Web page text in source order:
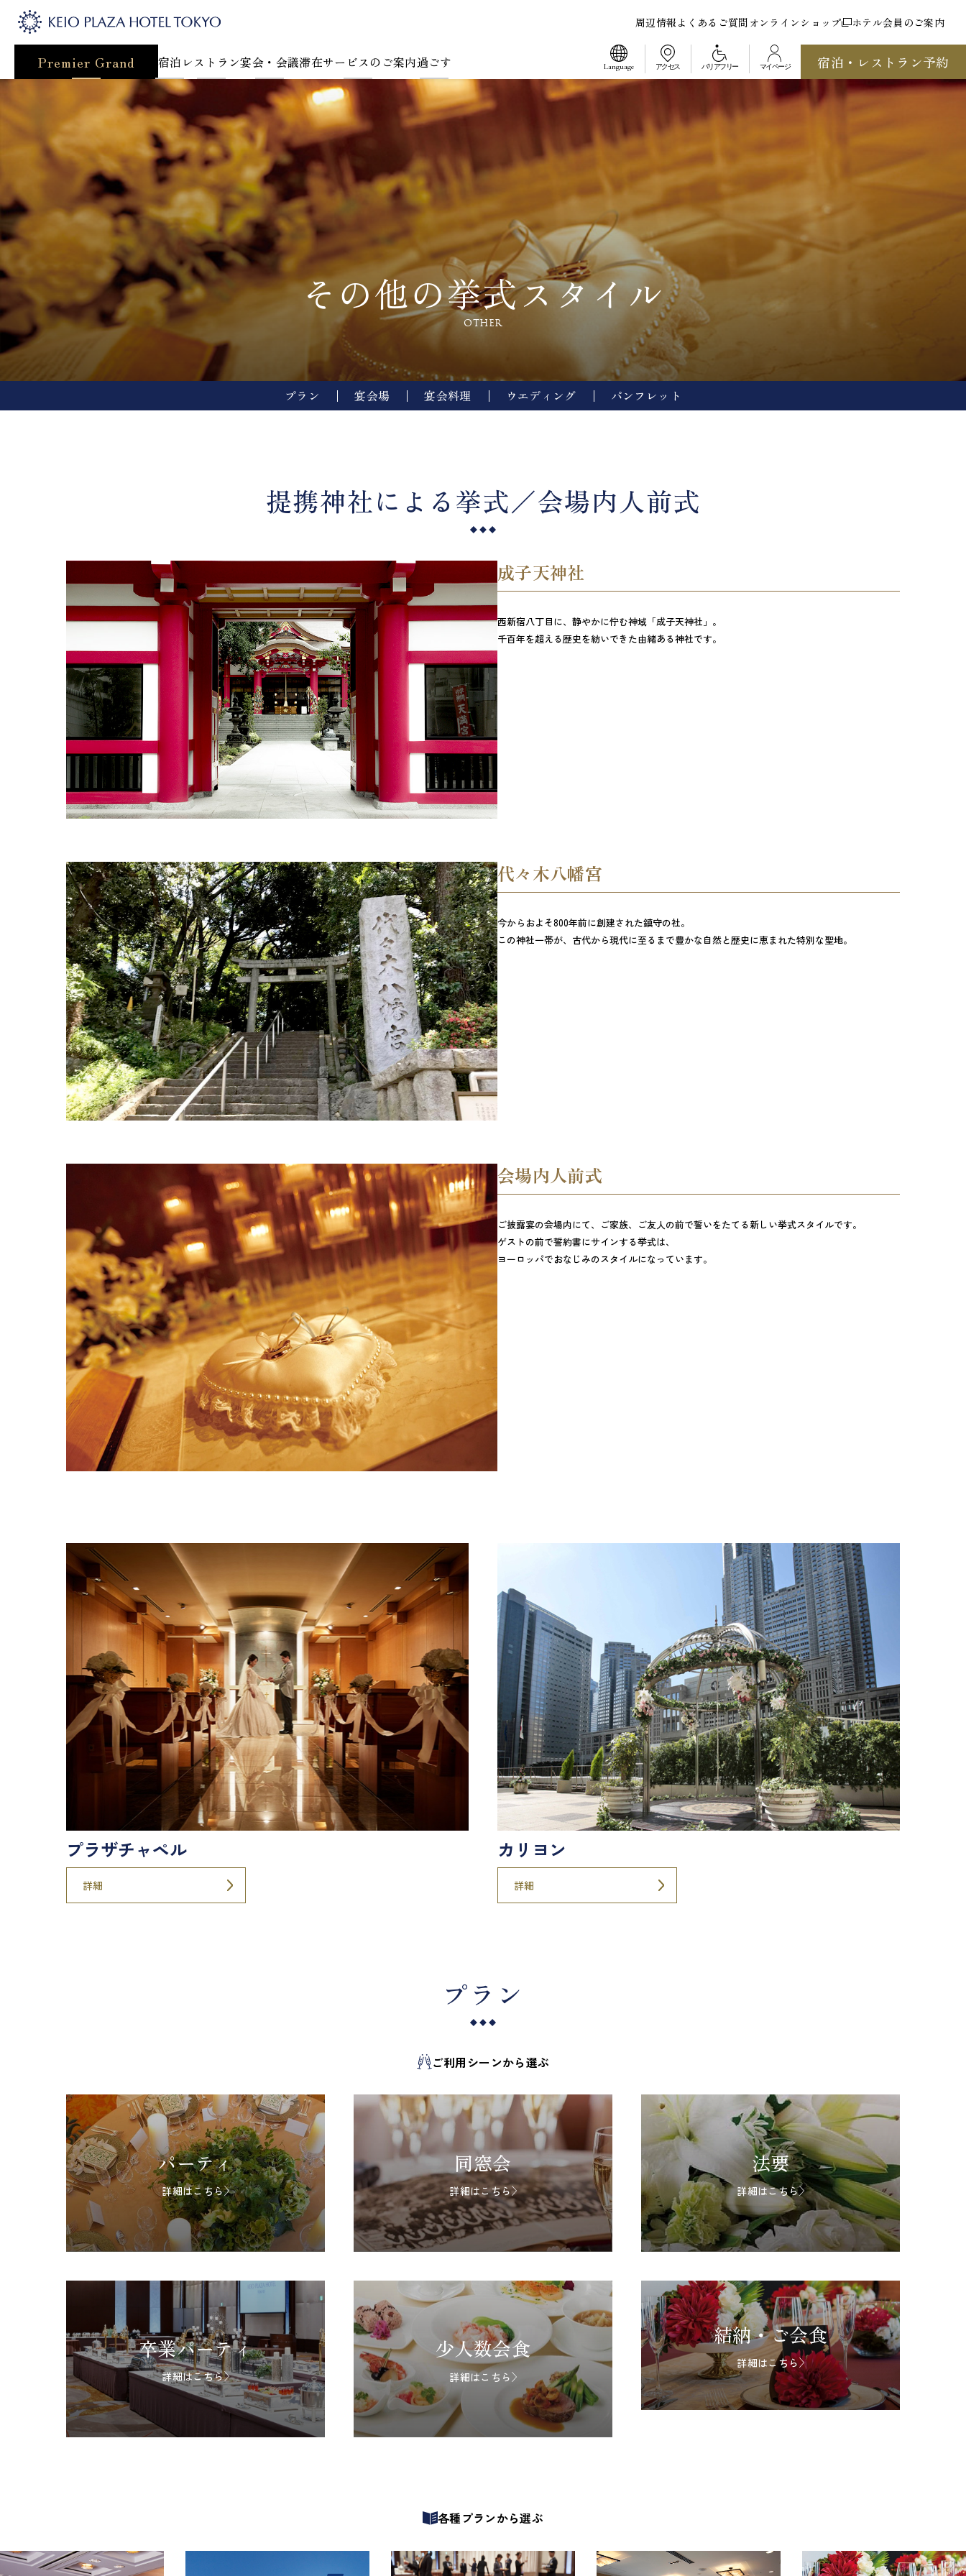
周辺情報よくあるご質問 オンラインショップ ホテル会員のご案内
Premier Grand 宿泊 レストラン宴会・会議滞在サービスのご案内過ごす Language アクセス バリアフリー マイページ 宿泊・レストラン予約
その他の挙式スタイル
OTHER
プラン 宴会場 宴会料理 ウエディング パンフレット
提携神社による挙式／会場内人前式
成子天神社
西新宿八丁目に、静やかに佇む神域「成子天神社」。
千百年を超える歴史を紡いできた由緒ある神社です。
代々木八幡宮
今からおよそ800年前に創建された鎮守の社。
この神社一帯が、古代から現代に至るまで豊かな自然と歴史に恵まれた特別な聖地。
会場内人前式
ご披露宴の会場内にて、ご家族、ご友人の前で誓いをたてる新しい挙式スタイルです。
ゲストの前で誓約書にサインする挙式は、
ヨーロッパでおなじみのスタイルになっています。
プラザチャペル
詳細
カリヨン
詳細
プラン
ご利用シーンから選ぶ
パーティ
詳細はこちら
同窓会
詳細はこちら
法要
詳細はこちら
卒業パーティ
詳細はこちら
少人数会食
詳細はこちら
結納・ご会食
詳細はこちら
各種プランから選ぶ